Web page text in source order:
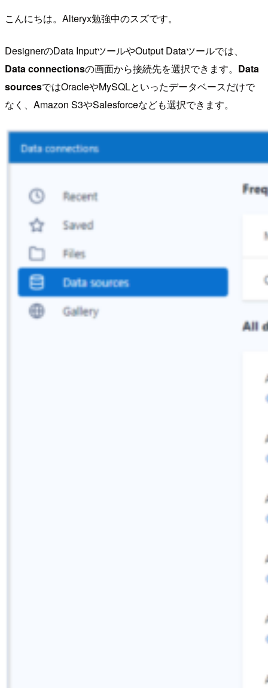
こんにちは。Alteryx勉強中のスズです。
DesignerのData InputツールやOutput Dataツールでは、
Data connectionsの画面から接続先を選択できます。 Data
sourcesではOracleやMySQLといったデータベースだけで
なく、Amazon S3やSalesforceなども選択できます。